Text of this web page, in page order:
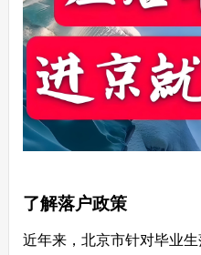
了解落户政策
近年来，北京市针对毕业